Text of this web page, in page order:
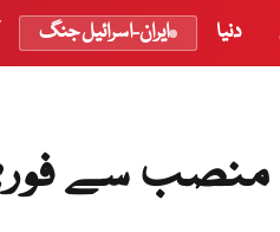
دنیا ایران-اسرائیل جنگ
منصب سے